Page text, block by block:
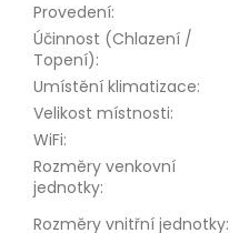
Provedení:
Účinnost (Chlazení /
Topení):
Umístění klimatizace:
Velikost místnosti:
WiFi:
Rozměry venkovní
jednotky:
Rozměry vnitřní jednotky: